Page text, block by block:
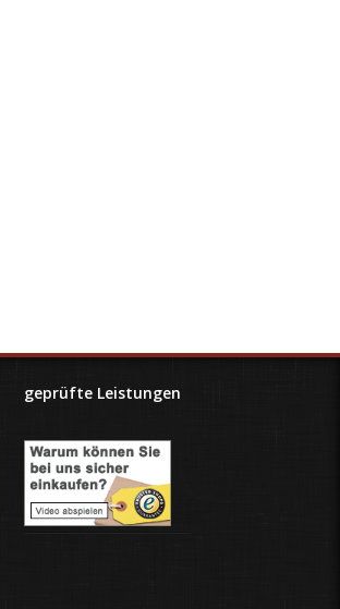
geprüfte Leistungen